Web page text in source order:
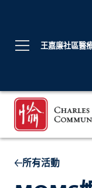
王嘉廉社區醫
所有活動